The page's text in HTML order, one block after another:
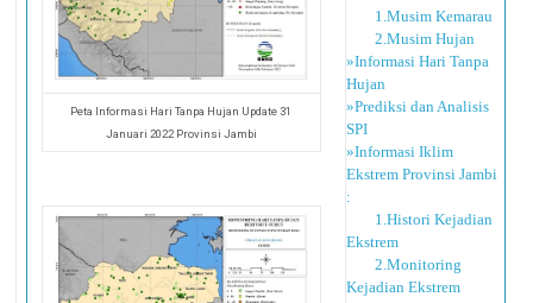
Peta Informasi Hari Tanpa Hujan Update 31
Januari 2022 Provinsi Jambi
1.Musim Kemarau
2.Musim Hujan
»Informasi Hari Tanpa
Hujan
»Prediksi dan Analisis
SPI
»Informasi Iklim
Ekstrem Provinsi Jambi
:
1.Histori Kejadian
Ekstrem
2.Monitoring
Kejadian Ekstrem